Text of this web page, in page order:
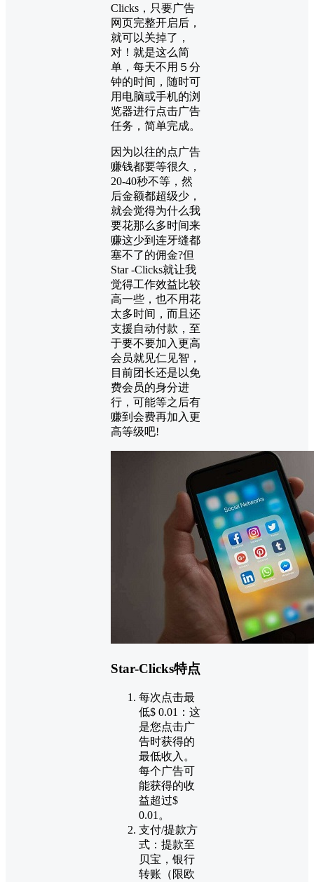
Clicks，只要广告
网页完整开启后，
就可以关掉了，
对！就是这么简
单，每天不用５分
钟的时间，随时可
用电脑或手机的浏
览器进行点击广告
任务，简单完成。
因为以往的点广告
赚钱都要等很久，
20-40秒不等，然
后金额都超级少，
就会觉得为什么我
要花那么多时间来
赚这少到连牙缝都
塞不了的佣金?但
Star -Clicks就让我
觉得工作效益比较
高一些，也不用花
太多时间，而且还
支援自动付款，至
于要不要加入更高
会员就见仁见智，
目前团长还是以免
费会员的身分进
行，可能等之后有
赚到会费再加入更
高等级吧!
Star-Clicks特点
每次点击最
低$ 0.01：这
是您点击广
告时获得的
最低收入。
每个广告可
能获得的收
益超过$
0.01。
支付/提款方
式：提款至
贝宝，银行
转账（限欧